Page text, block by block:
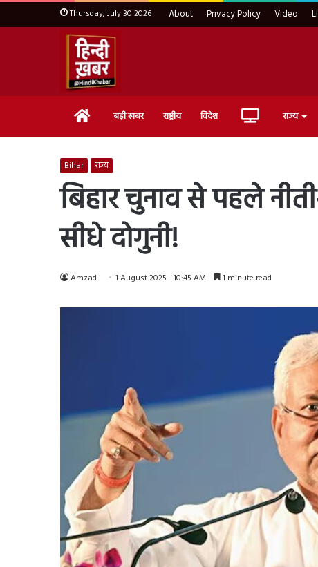
Thursday, July 30 2026 About Privacy Policy Video
Home बड़ी ख़बर राष्ट्रीय विदेश Live राज्य
Bihar राज्य
बिहार चुनाव से पहले
सीधे दोगुनी!
Amzad 1 August 2025 - 10:45 AM 1 minute read